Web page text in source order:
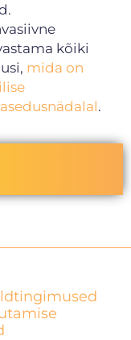
kõiki
mida on
.